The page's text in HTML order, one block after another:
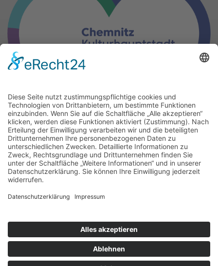
Gern können Sie unsere Arbeit
mit einer Spende unterstützen.
BIC: CHEKDE81XXX
© 2026 taktwechsel chemnitz
E-Mail